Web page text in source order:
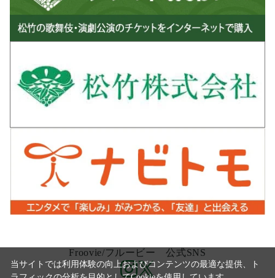
Froovie/フルービー 公式SNS
当サイトでは利用体験の向上およびコンテンツの最適な提供、ト